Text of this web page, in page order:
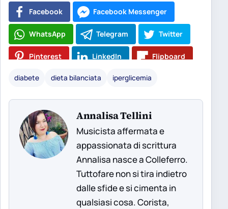
Facebook Facebook Messenger
WhatsApp Telegram Twitter
Pinterest LinkedIn Flipboard
diabete dieta bilanciata iperglicemia
Annalisa Tellini
Musicista affermata e
appassionata di scrittura
Annalisa nasce a Colleferro.
Tuttofare non si tira indietro
dalle sfide e si cimenta in
qualsiasi cosa. Corista,